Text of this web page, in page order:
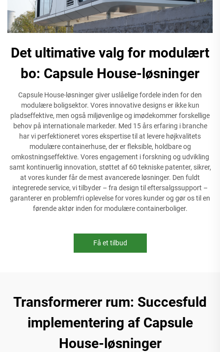
Det ultimative valg for modulært
bo: Capsule House-løsninger
Capsule House-løsninger giver uslåelige fordele inden for den
modulære boligsektor. Vores innovative designs er ikke kun
pladseffektive, men også miljøvenlige og imødekommer forskellige
behov på internationale markeder. Med 15 års erfaring i branche
har vi perfektioneret vores ekspertise til at levere højkvalitets
modulære containerhuse, der er fleksible, holdbare og
omkostningseffektive. Vores engagement i forskning og udvikling
samt kontinuerlig innovation, støttet af 60 tekniske patenter, sikrer,
at vores kunder får de mest avancerede løsninger. Den fuldt
integrerede service, vi tilbyder – fra design til eftersalgssupport –
garanterer en problemfri oplevelse for vores kunder og gør os til en
førende aktør inden for modulære containerboliger.
Få et tilbud
Transformerer rum: Succesfuld
implementering af Capsule
House-løsninger